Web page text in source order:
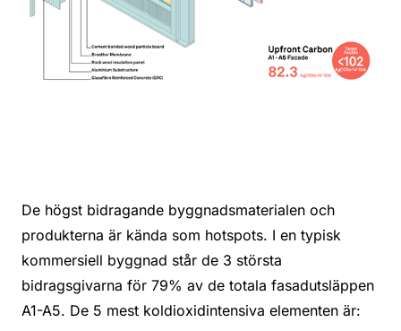
De högst bidragande byggnadsmaterialen och
produkterna är kända som hotspots. I en typisk
kommersiell byggnad står de 3 största
bidragsgivarna för 79% av de totala fasadutsläppen
A1-A5. De 5 mest koldioxidintensiva elementen är: